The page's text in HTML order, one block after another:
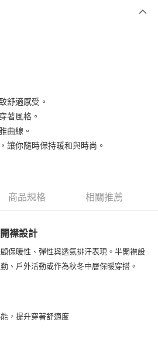
含以上)免運費
含以上)免運費
舒適感受。
著風格。
曲線。
讓你隨時保持暖和與時尚。
商品規格 相關推薦
襟設計
保暖性、彈性與透氣排汗表現。半開襟設
、戶外活動或作為秋冬中層保暖穿搭。
，提升穿著舒適度